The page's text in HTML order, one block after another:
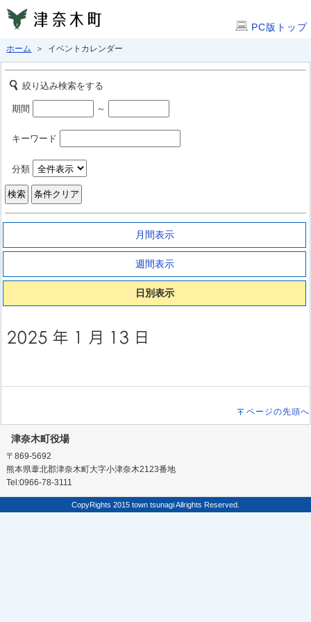
PC版トップ
ホーム ＞ イベントカレンダー
絞り込み検索をする
期間 ～
キーワード
分類
月間表示
週間表示
日別表示
ページの先頭へ
津奈木町役場
〒869-5692
熊本県葦北郡津奈木町大字小津奈木2123番地
Tel:0966-78-3111
CopyRights 2015 town tsunagi Allrights Reserved.